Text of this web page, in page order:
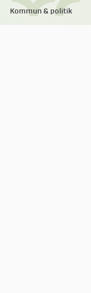
Kommun & politik